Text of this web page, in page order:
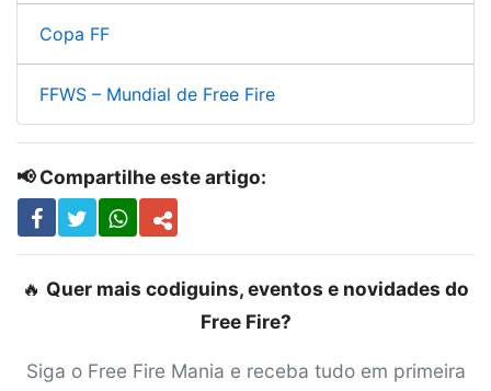
Copa FF
FFWS – Mundial de Free Fire
📢 Compartilhe este artigo:
🔥 Quer mais codiguins, eventos e novidades do
Free Fire?
Siga o Free Fire Mania e receba tudo em primeira